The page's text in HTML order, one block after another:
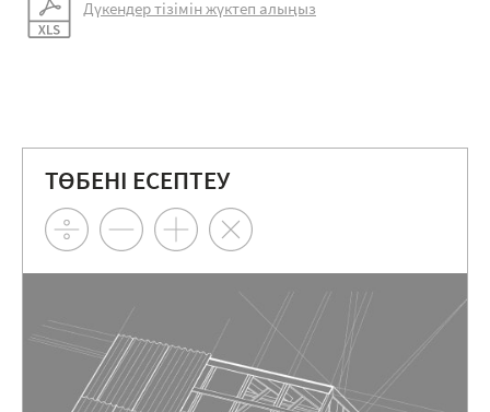
Дүкендер тізімін жүктеп алыңыз
ТӨБЕНІ ЕСЕПТЕУ